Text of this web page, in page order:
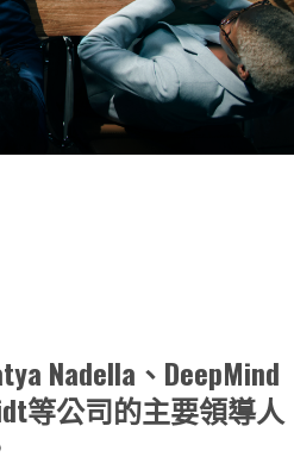
Nadella、DeepMind
等公司的主要領導人